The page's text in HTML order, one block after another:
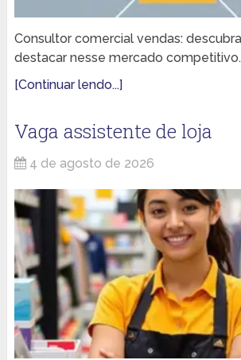
Consultor comercial vendas:
destacar nesse mercado competitivo.
[Continuar lendo...]
Vaga assistente de loja
4 de agosto de 2026